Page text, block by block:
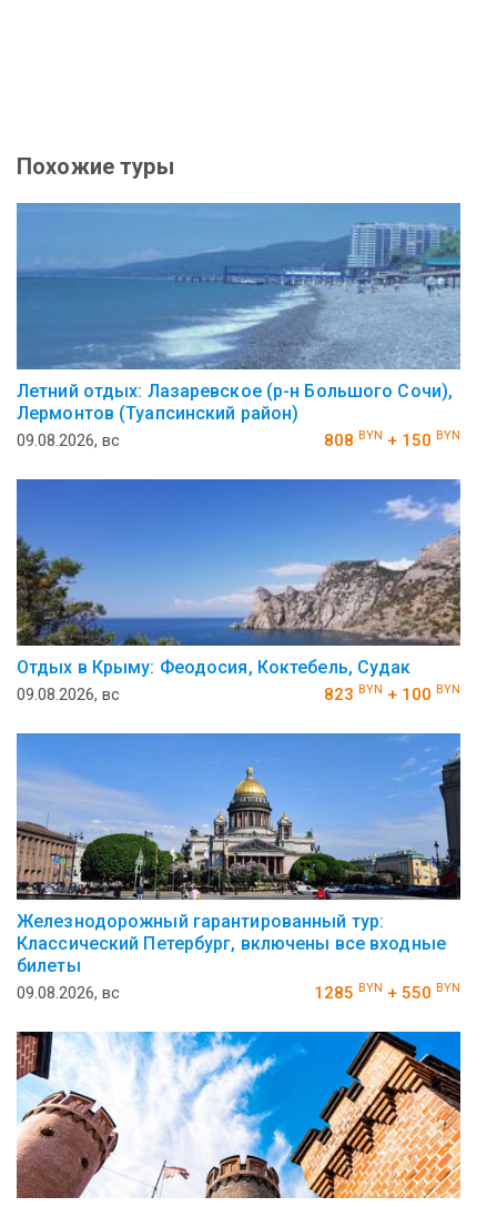
Похожие туры
Летний отдых: Лазаревское (р-н Большого Сочи),
Лермонтов (Туапсинский район)
09.08.2026, вс 808 BYN + 150 BYN
Отдых в Крыму: Феодосия, Коктебель, Судак
09.08.2026, вс 823 BYN + 100 BYN
Железнодорожный гарантированный тур:
Классический Петербург, включены все входные
билеты
09.08.2026, вс 1285 BYN + 550 BYN